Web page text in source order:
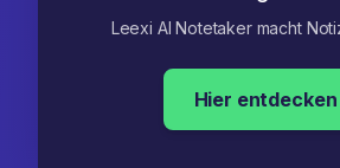
Leexi AI Notetaker macht
Hier entdecken